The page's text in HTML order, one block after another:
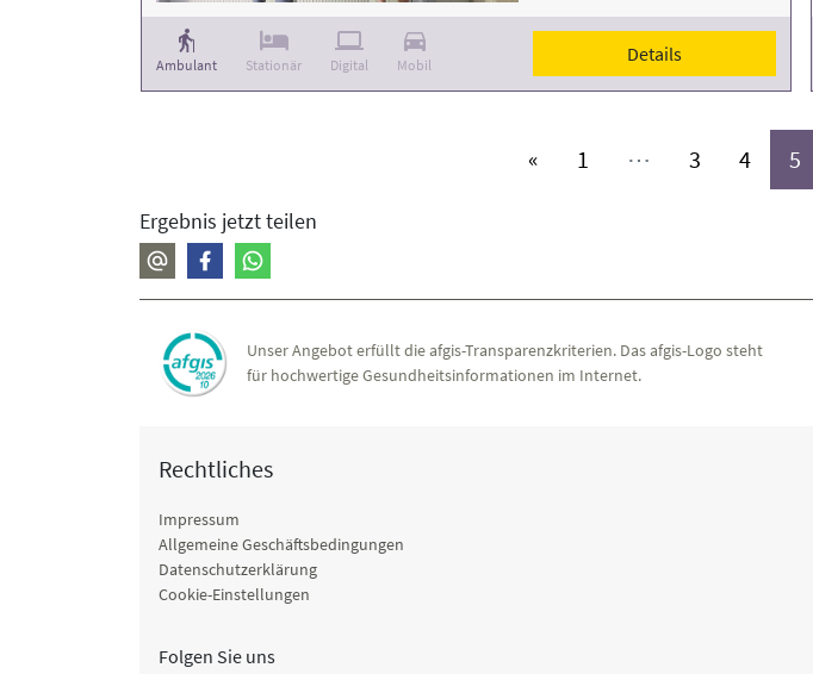
Ambulant Stationär Digital Mobil Details
« 1 (aktiv)
⋯ 3 (aktiv)
4(aktiv)
5
Ergebnis jetzt teilen
Unser Angebot erfüllt die afgis-Transparenzkriterien. Das afgis-Logo steht
für hochwertige Gesundheitsinformationen im Internet.
Rechtliches
Impressum
Allgemeine Geschäftsbedingungen
Datenschutzerklärung
Cookie-Einstellungen
Folgen Sie uns